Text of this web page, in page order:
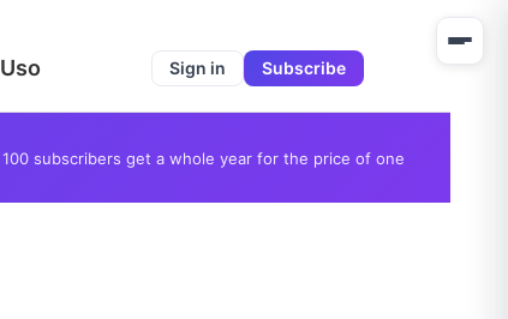
Sign in Subscribe
subscribers get a whole year for the price of one